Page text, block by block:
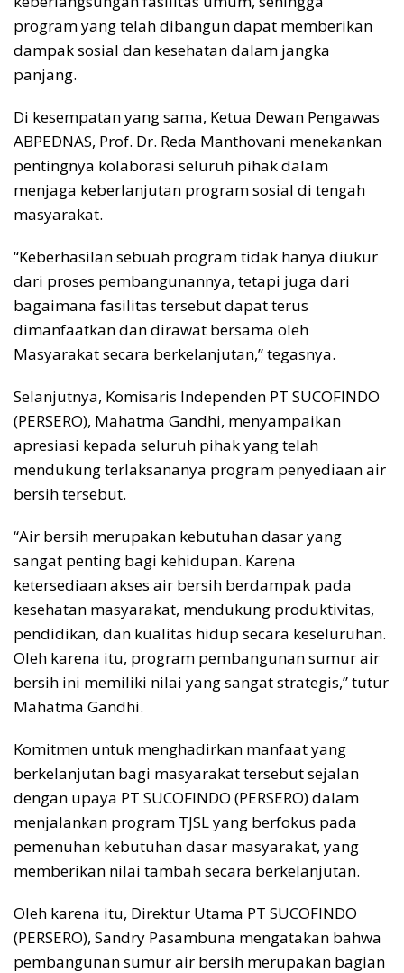
program yang telah dibangun dapat memberikan
dampak sosial dan kesehatan dalam jangka
panjang.
Di kesempatan yang sama, Ketua Dewan Pengawas
ABPEDNAS, Prof. Dr. Reda Manthovani menekankan
pentingnya kolaborasi seluruh pihak dalam
menjaga keberlanjutan program sosial di tengah
masyarakat.
“Keberhasilan sebuah program tidak hanya diukur
dari proses pembangunannya, tetapi juga dari
bagaimana fasilitas tersebut dapat terus
dimanfaatkan dan dirawat bersama oleh
Masyarakat secara berkelanjutan,” tegasnya.
Selanjutnya, Komisaris Independen PT SUCOFINDO
(PERSERO), Mahatma Gandhi, menyampaikan
apresiasi kepada seluruh pihak yang telah
mendukung terlaksananya program penyediaan air
bersih tersebut.
“Air bersih merupakan kebutuhan dasar yang
sangat penting bagi kehidupan. Karena
ketersediaan akses air bersih berdampak pada
kesehatan masyarakat, mendukung produktivitas,
pendidikan, dan kualitas hidup secara keseluruhan.
Oleh karena itu, program pembangunan sumur air
bersih ini memiliki nilai yang sangat strategis,” tutur
Mahatma Gandhi.
Komitmen untuk menghadirkan manfaat yang
berkelanjutan bagi masyarakat tersebut sejalan
dengan upaya PT SUCOFINDO (PERSERO) dalam
menjalankan program TJSL yang berfokus pada
pemenuhan kebutuhan dasar masyarakat, yang
memberikan nilai tambah secara berkelanjutan.
Oleh karena itu, Direktur Utama PT SUCOFINDO
(PERSERO), Sandry Pasambuna mengatakan bahwa
pembangunan sumur air bersih merupakan bagian